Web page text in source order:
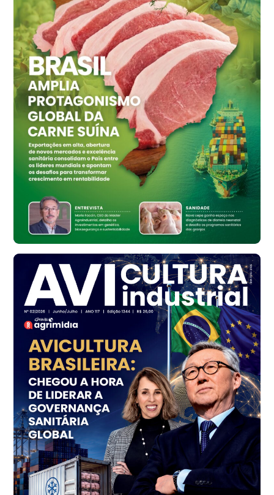
Ovo Vermelho - Regional
Grande São Paulo (SP)
R$ 155,59
cx
Ovo Vermelho - Regional
Vermelho
R$ 159,31
cx
Ovo Branco - Regional
Bastos (SP)
R$ 134,42
cx
Ovo Vermelho - Regional
Bastos (SP)
R$ 148,56
cx
Frango - Indicador
R$ 7,16
kg
Frango - Indicador
R$ 7,18
kg
Trigo Atacado - Regional
PR
R$ 1.414,46
t
Trigo Atacado - Regional
RS
R$ 1.314,61